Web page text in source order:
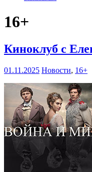
16+
Киноклуб с
01.11.2025 Новости, 16+